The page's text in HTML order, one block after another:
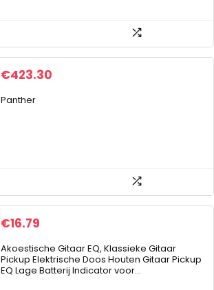
€423.30
Panther
€16.79
Akoestische Gitaar EQ, Klassieke Gitaar
Pickup Elektrische Doos Houten Gitaar Pickup
EQ Lage Batterij Indicator voor…